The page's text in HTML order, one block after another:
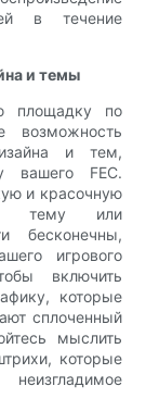
в течение
и темы
площадку по
возможность
и тем,
вашего FEC.
и красочную
тему или
бесконечны,
игрового
включить
которые
сплоченный
мыслить
которые